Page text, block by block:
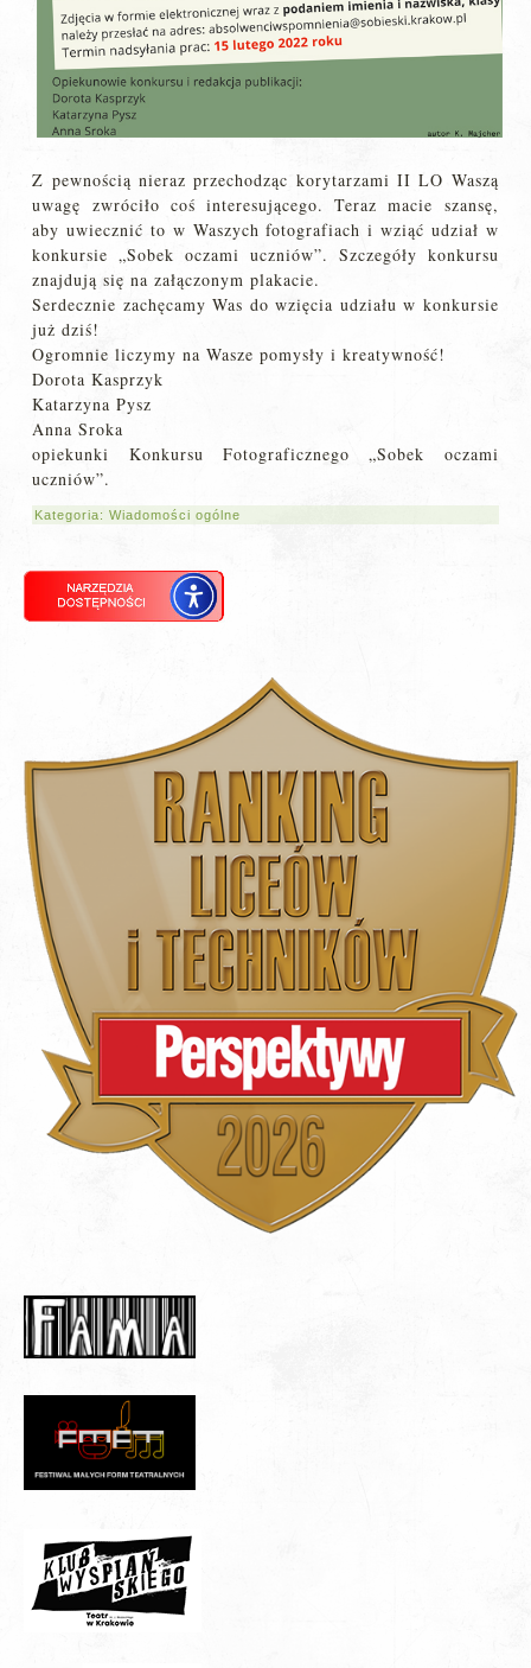
Z pewnością nieraz przechodząc korytarzami II LO Waszą
uwagę zwróciło coś interesującego. Teraz macie szansę,
aby uwiecznić to w Waszych fotografiach i wziąć udział w
konkursie „Sobek oczami uczniów”. Szczegóły konkursu
znajdują się na załączonym plakacie.
Serdecznie zachęcamy Was do wzięcia udziału w konkursie
już dziś!
Ogromnie liczymy na Wasze pomysły i kreatywność!
Dorota Kasprzyk
Katarzyna Pysz
Anna Sroka
opiekunki Konkursu Fotograficznego „Sobek oczami
uczniów”.
Kategoria:Wiadomości ogólne